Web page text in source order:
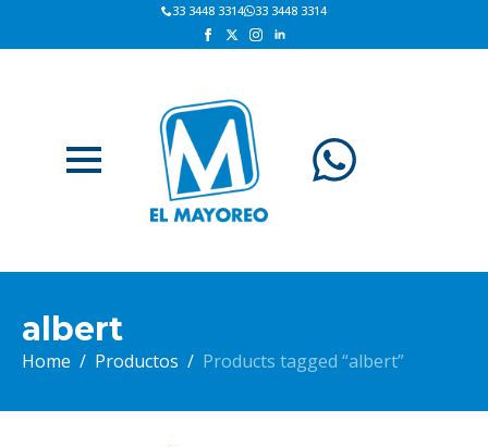
33 3448 3314 33 3448 3314
albert
Home Productos Products tagged “albert”